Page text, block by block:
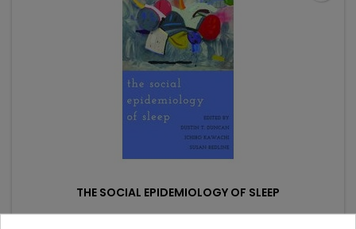
THE SOCIAL EPIDEMIOLOGY OF SLEEP